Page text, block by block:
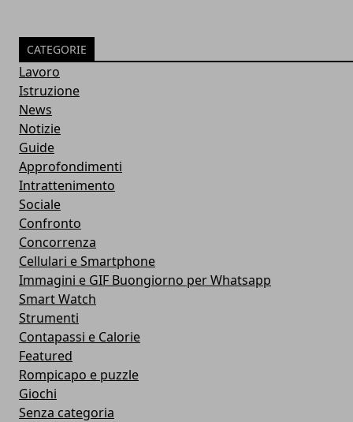
CATEGORIE
Lavoro
Istruzione
News
Notizie
Guide
Approfondimenti
Intrattenimento
Sociale
Confronto
Concorrenza
Cellulari e Smartphone
Immagini e GIF Buongiorno per Whatsapp
Smart Watch
Strumenti
Contapassi e Calorie
Featured
Rompicapo e puzzle
Giochi
Senza categoria